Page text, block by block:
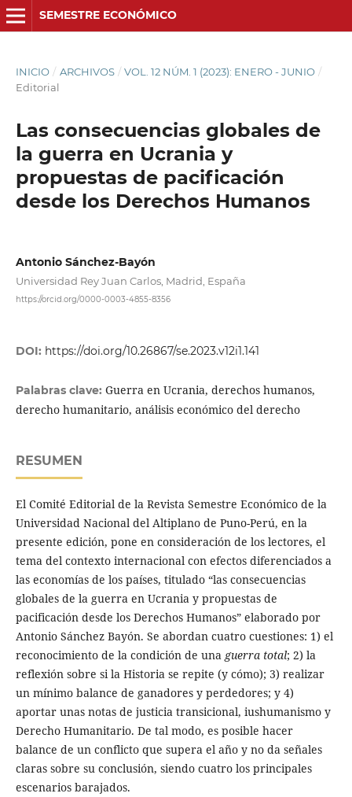
SEMESTRE ECONÓMICO
INICIO / ARCHIVOS / VOL. 12 NÚM. 1 (2023): ENERO - JUNIO /
Editorial
Las consecuencias globales de
la guerra en Ucrania y
propuestas de pacificación
desde los Derechos Humanos
Antonio Sánchez-Bayón
Universidad Rey Juan Carlos, Madrid, España
https://orcid.org/0000-0003-4855-8356
DOI: https://doi.org/10.26867/se.2023.v12i1.141
Palabras clave: Guerra en Ucrania, derechos humanos,
derecho humanitario, análisis económico del derecho
RESUMEN
El Comité Editorial de la Revista Semestre Económico de la
Universidad Nacional del Altiplano de Puno-Perú, en la
presente edición, pone en consideración de los lectores, el
tema del contexto internacional con efectos diferenciados a
las economías de los países, titulado “las consecuencias
globales de la guerra en Ucrania y propuestas de
pacificación desde los Derechos Humanos” elaborado por
Antonio Sánchez Bayón. Se abordan cuatro cuestiones: 1) el
reconocimiento de la condición de una guerra total; 2) la
reflexión sobre si la Historia se repite (y cómo); 3) realizar
un mínimo balance de ganadores y perdedores; y 4)
aportar unas notas de justicia transicional, iushumanismo y
Derecho Humanitario. De tal modo, es posible hacer
balance de un conflicto que supera el año y no da señales
claras sobre su conclusión, siendo cuatro los principales
escenarios barajados.